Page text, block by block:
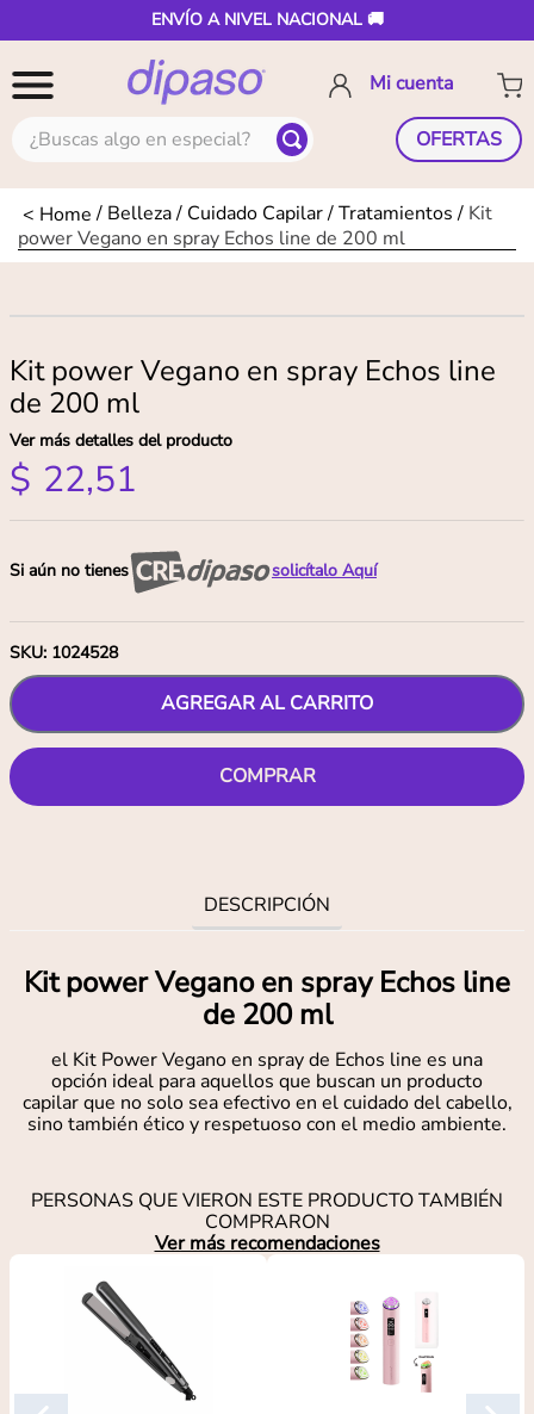
ENVÍO A NIVEL NACIONAL 🚚
¿Buscas algo en especial? OFERTAS
Belleza Cuidado Capilar Tratamientos
Kit
power Vegano en spray Echos line de 200 ml
Kit power Vegano en spray Echos line
de 200 ml
Ver más detalles del producto
$ 22,51
Si aún no tienes solicítalo Aquí
SKU: 1024528
AGREGAR AL CARRITO
COMPRAR
DESCRIPCIÓN
Kit power Vegano en spray Echos line
de 200 ml
el Kit Power Vegano en spray de Echos line es una
opción ideal para aquellos que buscan un producto
capilar que no solo sea efectivo en el cuidado del cabello,
sino también ético y respetuoso con el medio ambiente.
PERSONAS QUE VIERON ESTE PRODUCTO TAMBIÉN
COMPRARON
Ver más recomendaciones